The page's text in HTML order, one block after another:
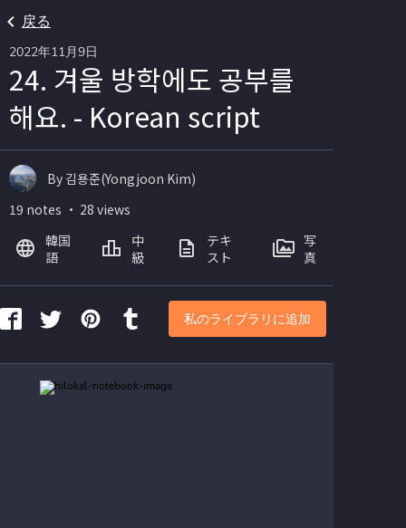
戻る
2022年11月9日
24. 겨울 방학에도 공부를
해요. - Korean script
By 김용준(Yongjoon Kim)
19 notes ・ 28 views
韓国
語
中
級
テキ
スト
写
真
私のライブラリに追加